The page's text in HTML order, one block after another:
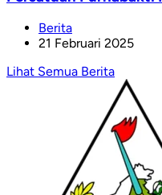
Berita
21 Februari 2025
Lihat Semua Berita